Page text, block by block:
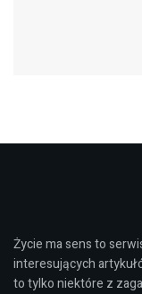
Życie ma sens to
interesujących
to tylko niektóre z